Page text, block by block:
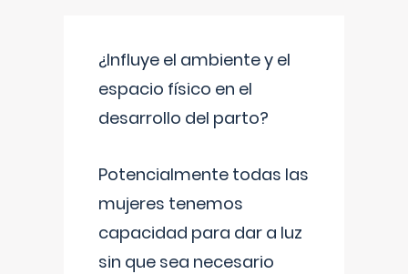
¿Influye el ambiente y el
espacio físico en el
desarrollo del parto?
Potencialmente todas las
mujeres tenemos
capacidad para dar a luz
sin que sea necesario